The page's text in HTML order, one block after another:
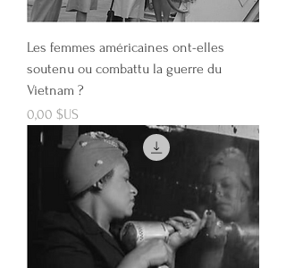
Les femmes américaines ont-elles
soutenu ou combattu la guerre du
Vietnam ?
Prix
0,00 $US